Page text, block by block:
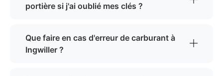
portière si j'ai oublié mes clés ?
Que faire en cas d'erreur de carburant à
Ingwiller ?